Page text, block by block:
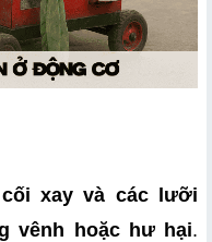
cối xay và các lưỡi
vênh hoặc hư hại.